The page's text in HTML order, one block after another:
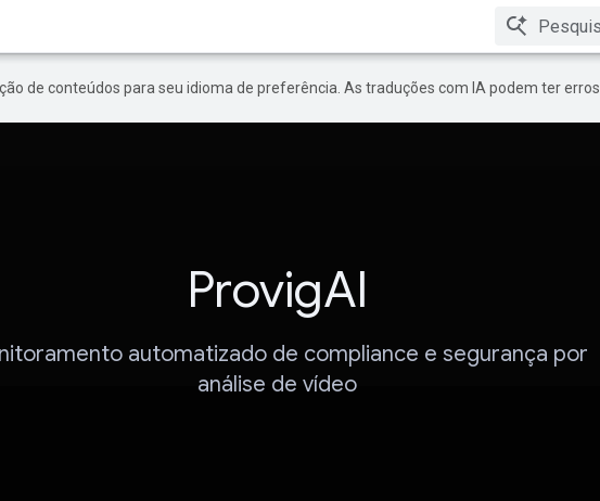
de conteúdos para seu idioma de preferência. As traduções com IA podem ter erros.
ProvigAI
automatizado de compliance e segurança por
análise de vídeo